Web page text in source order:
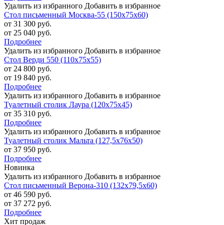
Удалить из избранного Добавить в избранное
Стол письменный Москва-55 (150х75х60)
от 31 300 руб.
от 25 040 руб.
Подробнее
Удалить из избранного Добавить в избранное
Стол Верди 550 (110х75х55)
от 24 800 руб.
от 19 840 руб.
Подробнее
Удалить из избранного Добавить в избранное
Туалетный столик Лаура (120х75х45)
от 35 310 руб.
Подробнее
Удалить из избранного Добавить в избранное
Туалетный столик Мальта (127,5х76х50)
от 37 950 руб.
Подробнее
Новинка
Удалить из избранного Добавить в избранное
Стол письменный Верона-310 (132х79,5х60)
от 46 590 руб.
от 37 272 руб.
Подробнее
Хит продаж